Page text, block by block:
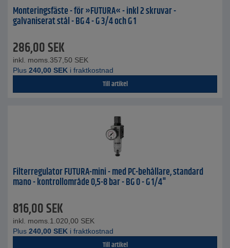
Monteringsfäste - för »FUTURA« - inkl 2 skruvar -
galvaniserat stål - BG 4 - G 3/4 och G 1
286,00SEK
inkl. moms. 357,50 SEK
Plus 240,00 SEK i fraktkostnad
Till artikel
Filterregulator FUTURA-mini - med PC-behållare, standard
mano - kontrollområde 0,5-8 bar - BG 0 - G 1/4"
816,00SEK
inkl. moms. 1.020,00 SEK
Plus 240,00 SEK i fraktkostnad
Till artikel